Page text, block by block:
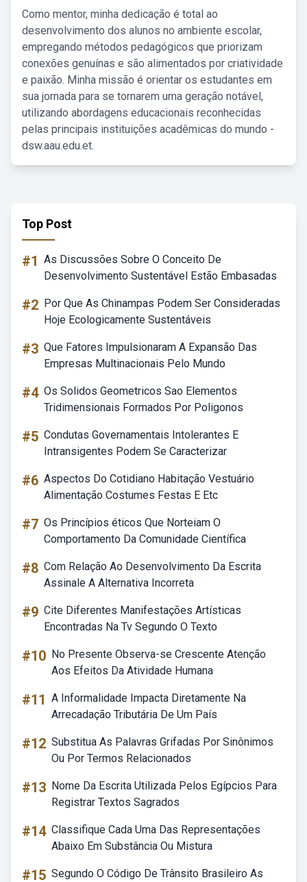
Como mentor, minha dedicação é total ao
desenvolvimento dos alunos no ambiente escolar,
empregando métodos pedagógicos que priorizam
conexões genuínas e são alimentados por criatividade
e paixão. Minha missão é orientar os estudantes em
sua jornada para se tornarem uma geração notável,
utilizando abordagens educacionais reconhecidas
pelas principais instituições acadêmicas do mundo -
dsw.aau.edu.et.
Top Post
#1 As Discussões Sobre O Conceito De
Desenvolvimento Sustentável Estão Embasadas
#2 Por Que As Chinampas Podem Ser Consideradas
Hoje Ecologicamente Sustentáveis
#3 Que Fatores Impulsionaram A Expansão Das
Empresas Multinacionais Pelo Mundo
#4 Os Solidos Geometricos Sao Elementos
Tridimensionais Formados Por Poligonos
#5 Condutas Governamentais Intolerantes E
Intransigentes Podem Se Caracterizar
#6 Aspectos Do Cotidiano Habitação Vestuário
Alimentação Costumes Festas E Etc
#7 Os Princípios éticos Que Norteiam O
Comportamento Da Comunidade Científica
#8 Com Relação Ao Desenvolvimento Da Escrita
Assinale A Alternativa Incorreta
#9 Cite Diferentes Manifestações Artísticas
Encontradas Na Tv Segundo O Texto
#10 No Presente Observa-se Crescente Atenção
Aos Efeitos Da Atividade Humana
#11 A Informalidade Impacta Diretamente Na
Arrecadação Tributária De Um País
#12 Substitua As Palavras Grifadas Por Sinônimos
Ou Por Termos Relacionados
#13 Nome Da Escrita Utilizada Pelos Egípcios Para
Registrar Textos Sagrados
#14 Classifique Cada Uma Das Representações
Abaixo Em Substância Ou Mistura
#15 Segundo O Código De Trânsito Brasileiro As